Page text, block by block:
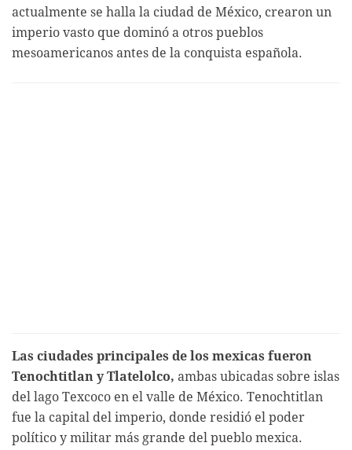
actualmente se halla la ciudad de México, crearon un
imperio vasto que dominó a otros pueblos
mesoamericanos antes de la conquista española.
Las ciudades principales de los mexicas fueron
Tenochtitlan y Tlatelolco, ambas ubicadas sobre islas
del lago Texcoco en el valle de México. Tenochtitlan
fue la capital del imperio, donde residió el poder
político y militar más grande del pueblo mexica.